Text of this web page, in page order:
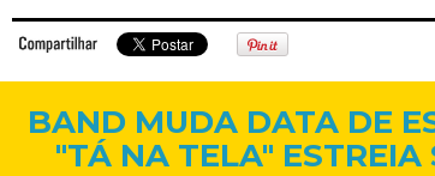
BAND MUDA DATA DE
"TÁ NA TELA" ESTREIA